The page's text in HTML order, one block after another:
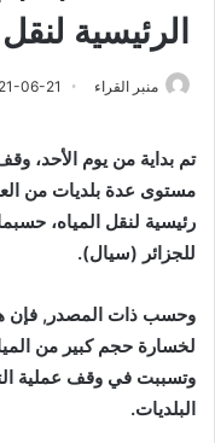
الرئيسية لنقل
منبر القراء 06-21
تم بداية من يوم الأحد،
مستوى عدة بلديات من
رئيسية لنقل المياه،
للجزائر (سيال).
وحسب ذات المصدر, فإن
لخسارة حجم كبير من
البلديات.